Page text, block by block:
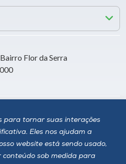
para tornar suas interações
Eles nos ajudam a
website está sendo usado,
conteúdo sob medida para
Flor da Serra